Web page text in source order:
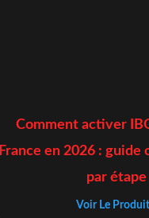
Comment activer
France en 2026 : guide
par étape
Voir Le